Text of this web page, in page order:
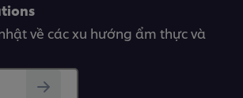
về các xu hướng ẩm thực và